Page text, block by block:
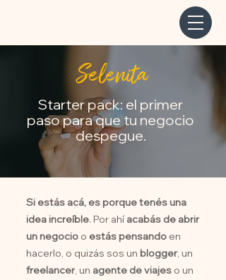
Selenita
Starter pack: el primer
paso para que tu negocio
despegue.
Si estás acá, es porque tenés una
idea increíble. Por ahí acabás de abrir
un negocio o estás pensando en
hacerlo, o quizás sos un blogger, un
freelancer, un agente de viajes o un